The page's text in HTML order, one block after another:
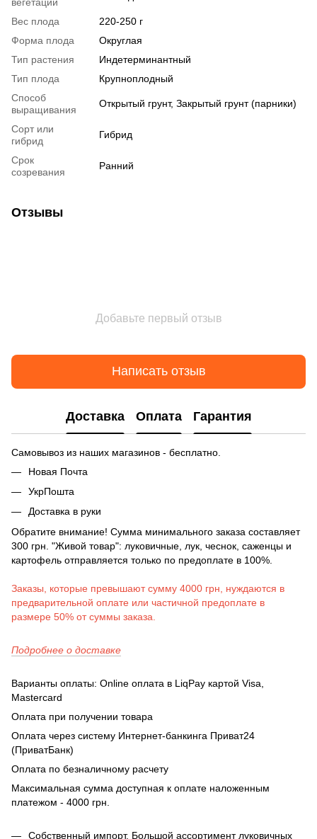
Вес плода
220-250 г
Форма плода
Округлая
Тип растения
Индетерминантный
Тип плода
Крупноплодный
Способ
выращивания
Открытый грунт, Закрытый грунт (парники)
Сорт или
гибрид
Гибрид
Срок
созревания
Ранний
Отзывы
Добавьте первый отзыв
Написать отзыв
Доставка Оплата Гарантия
Самовывоз из наших магазинов - бесплатно.
Новая Почта
УкрПошта
Доставка в руки
Обратите внимание! Сумма минимального заказа составляет
300 грн. "Живой товар": луковичные, лук, чеснок, саженцы и
картофель отправляется только по предоплате в 100%.
Заказы, которые превышают сумму 4000 грн, нуждаются в
предварительной оплате или частичной предоплате в
размере 50% от суммы заказа.
Подробнее о доставке
Варианты оплаты: Online оплата в LiqPay картой Visa,
Mastercard
Оплата при получении товара
Оплата через систему Интернет-банкинга Приват24
(ПриватБанк)
Оплата по безналичному расчету
Максимальная сумма доступная к оплате наложенным
платежом - 4000 грн.
Собственный импорт. Большой ассортимент луковичных